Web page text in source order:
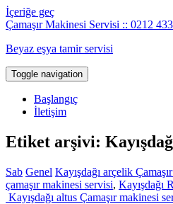
İçeriğe geç
Çamaşır Makinesi Servisi :: 0212
Beyaz eşya tamir servisi
Toggle navigation
Başlangıç
İletişim
Etiket arşivi:
Sab Genel Kayışdağı arçelik
çamaşır makinesi servisi, Kayışdağı
Kayışdağı altus Çamaşır makinesi